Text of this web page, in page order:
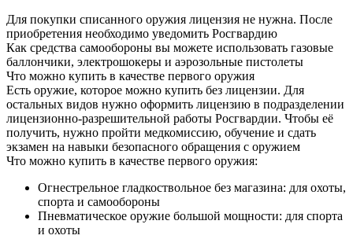
Для покупки списанного оружия лицензия не нужна. После
приобретения необходимо уведомить Росгвардию
Как средства самообороны вы можете использовать газовые
баллончики, электрошокеры и аэрозольные пистолеты
Что можно купить в качестве первого оружия
Есть оружие, которое можно купить без лицензии. Для
остальных видов нужно оформить лицензию в подразделении
лицензионно-разрешительной работы Росгвардии. Чтобы её
получить, нужно пройти медкомиссию, обучение и сдать
экзамен на навыки безопасного обращения с оружием
Что можно купить в качестве первого оружия:
Огнестрельное гладкоствольное без магазина: для охоты,
спорта и самообороны
Пневматическое оружие большой мощности: для спорта
и охоты